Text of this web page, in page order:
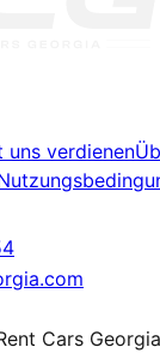
uns verdienen
Cars